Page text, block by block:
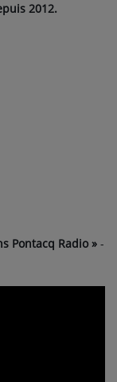
2012.
Pontacq Radio » -